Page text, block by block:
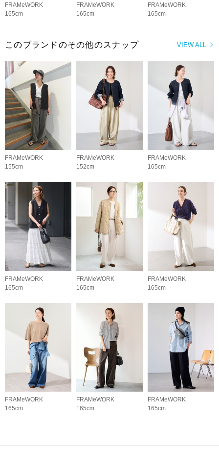
FRAMeWORK
165cm
FRAMeWORK
165cm
FRAMeWORK
165cm
VIEW ALL
このブランドのその他のスナップ
FRAMeWORK
155cm
FRAMeWORK
152cm
FRAMeWORK
165cm
FRAMeWORK
165cm
FRAMeWORK
165cm
FRAMeWORK
165cm
FRAMeWORK
165cm
FRAMeWORK
165cm
FRAMeWORK
165cm